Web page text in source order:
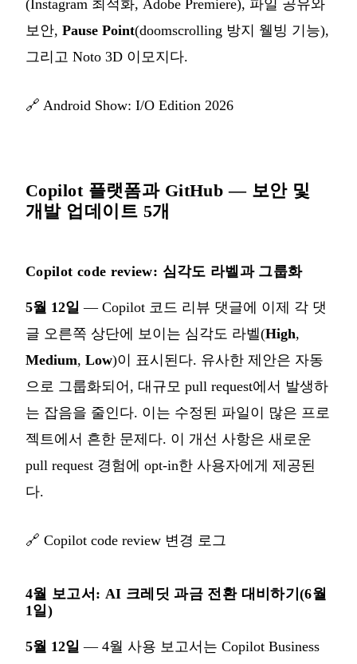
(Instagram 최적화, Adobe Premiere), 파일 공유와
보안, Pause Point(doomscrolling 방지 웰빙 기능),
그리고 Noto 3D 이모지다.
🔗 Android Show: I/O Edition 2026
Copilot 플랫폼과 GitHub — 보안 및
개발 업데이트 5개
Copilot code review: 심각도 라벨과 그룹화
5월 12일 — Copilot 코드 리뷰 댓글에 이제 각 댓
글 오른쪽 상단에 보이는 심각도 라벨(High,
Medium, Low)이 표시된다. 유사한 제안은 자동
으로 그룹화되어, 대규모 pull request에서 발생하
는 잡음을 줄인다. 이는 수정된 파일이 많은 프로
젝트에서 흔한 문제다. 이 개선 사항은 새로운
pull request 경험에 opt-in한 사용자에게 제공된
다.
🔗 Copilot code review 변경 로그
4월 보고서: AI 크레딧 과금 전환 대비하기(6월
1일)
5월 12일 — 4월 사용 보고서는 Copilot Business